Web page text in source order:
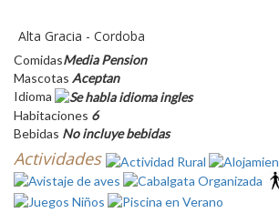
Alta Gracia - Cordoba
ComidasMedia Pension
Mascotas Aceptan
Idioma
Habitaciones 6
Bebidas No incluye bebidas
Actividades